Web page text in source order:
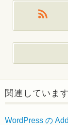
関連しています
WordPress の